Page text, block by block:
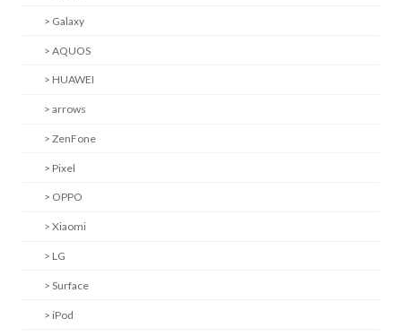
> Galaxy
> AQUOS
> HUAWEI
> arrows
> ZenFone
> Pixel
> OPPO
> Xiaomi
> LG
> Surface
> iPod